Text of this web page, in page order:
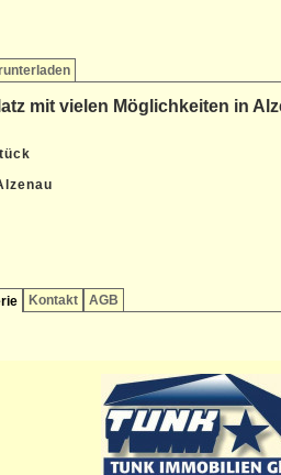
mit vielen Möglichkeiten in
Kontakt AGB